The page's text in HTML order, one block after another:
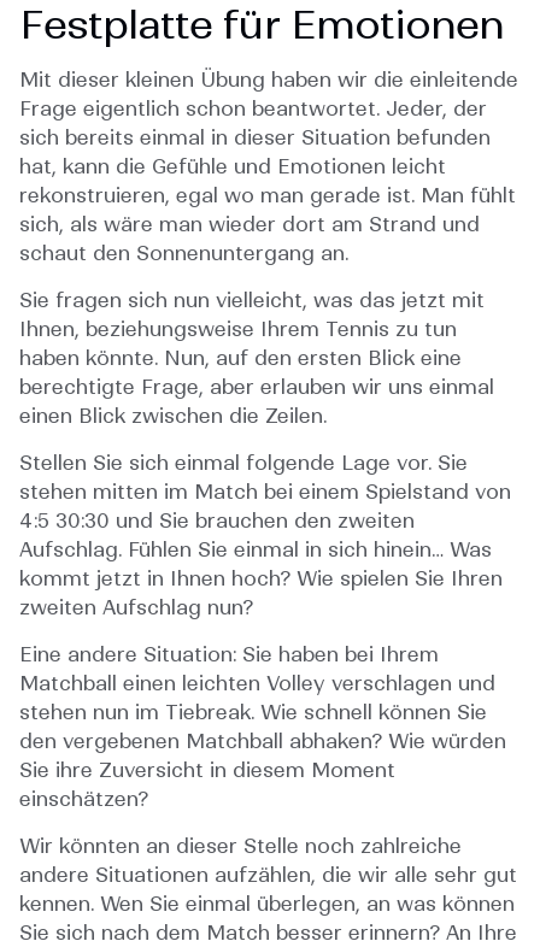
Festplatte für Emotionen
Mit dieser kleinen Übung haben wir die einleitende
Frage eigentlich schon beantwortet. Jeder, der
sich bereits einmal in dieser Situation befunden
hat, kann die Gefühle und Emotionen leicht
rekonstruieren, egal wo man gerade ist. Man fühlt
sich, als wäre man wieder dort am Strand und
schaut den Sonnenuntergang an.
Sie fragen sich nun vielleicht, was das jetzt mit
Ihnen, beziehungsweise Ihrem Tennis zu tun
haben könnte. Nun, auf den ersten Blick eine
berechtigte Frage, aber erlauben wir uns einmal
einen Blick zwischen die Zeilen.
Stellen Sie sich einmal folgende Lage vor. Sie
stehen mitten im Match bei einem Spielstand von
4:5 30:30 und Sie brauchen den zweiten
Aufschlag. Fühlen Sie einmal in sich hinein… Was
kommt jetzt in Ihnen hoch? Wie spielen Sie Ihren
zweiten Aufschlag nun?
Eine andere Situation: Sie haben bei Ihrem
Matchball einen leichten Volley verschlagen und
stehen nun im Tiebreak. Wie schnell können Sie
den vergebenen Matchball abhaken? Wie würden
Sie ihre Zuversicht in diesem Moment
einschätzen?
Wir könnten an dieser Stelle noch zahlreiche
andere Situationen aufzählen, die wir alle sehr gut
kennen. Wen Sie einmal überlegen, an was können
Sie sich nach dem Match besser erinnern? An Ihre